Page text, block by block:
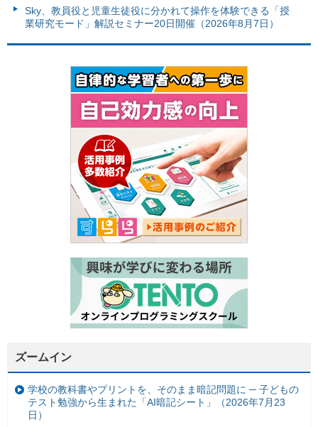
Sky、教員役と児童生徒役に分かれて操作を体験できる「授
業研究モード」解説セミナー20日開催（2026年8月7日）
ズームイン
学校の教科書やプリントを、そのまま暗記問題に ─ 子どもの
テスト勉強から生まれた「AI暗記シート」（2026年7月23
日）